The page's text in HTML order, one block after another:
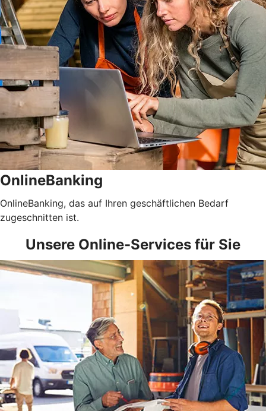
OnlineBanking
OnlineBanking, das auf Ihren geschäftlichen Bedarf
zugeschnitten ist.
Unsere Online-Services für Sie